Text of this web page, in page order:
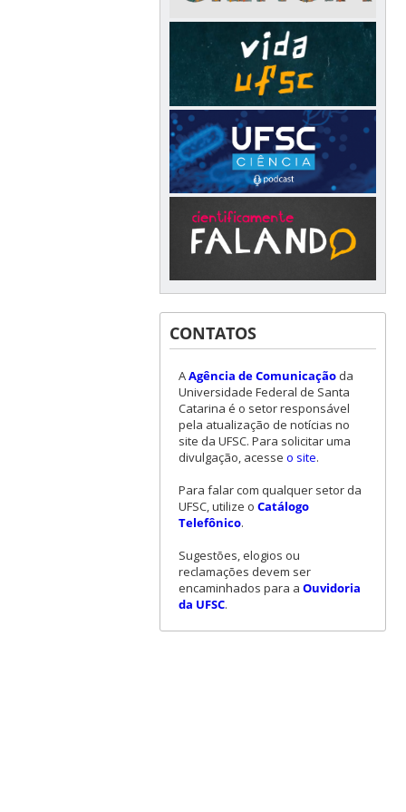
CONTATOS
AAgência de Comunicaçãoda
Universidade Federal de Santa
Catarina é o setor responsável
pela atualização de notícias no
site da UFSC. Para solicitar uma
divulgação, acesse o site.
Para falar com qualquer setor da
UFSC, utilize o Catálogo
Telefônico.
Sugestões, elogios ou
reclamações devem ser
encaminhados para a Ouvidoria
da UFSC.